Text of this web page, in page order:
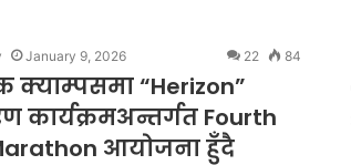
January 9, 2026 22 84
क्याम्पसमा “Herizon”
कार्यक्रमअन्तर्गत Fourth
आयोजना हुँदै